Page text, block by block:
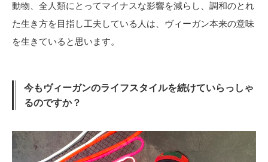
動物、全人類にとってマイナスな影響を減らし、調和のとれ
た生き方を目指し工夫している人は、ヴィーガン本来の意味
を生きていると思います。
今もヴィーガンのライフスタイルを続けていらっしゃ
るのですか？